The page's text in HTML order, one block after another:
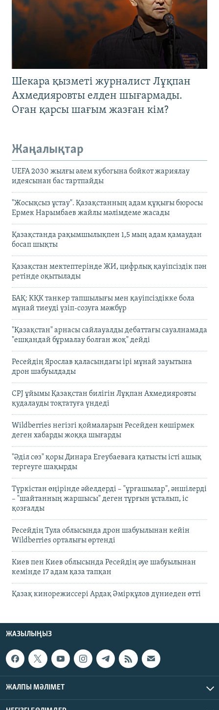
Шекара қызметі журналист Лұқпан
Ахмедияровты елден шығармады.
Оған қарсы шағым жазған кім?
Жаңалықтар
UEFA 2030 жылғы әлем кубогына бойкот жариялау
идеясынан бас тартпайды
"Жосықсыз ұстау". Қазақстанның адам құқығы бюросы
Ермек Нарымбаев жайлы мәлімдеме жасады
Қазақстанда рақымшылықпен 1,5 мың адам қамаудан
босап шықты
Қазақстан мектептерінде ЖИ, цифрлық қауіпсіздік пән
ретінде оқытылады
БАҚ: КҚК танкер тапшылығы мен қауіпсіздікке бола
мұнай тиеуді үзіп-созуға мәжбүр
"Қазақстан" арнасы сайлауалды дебаттағы сауалнамада
"ешқандай бұрмалау болған жоқ" дейді
Ресейдің Ярослав қаласындағы ірі мұнай зауытына
дрон шабуылдады
CPJ ұйымы Қазақстан билігін Лұқпан Ахмедияровты
қудалауды тоқтатуға үндеді
Wildberries негізгі қоймаларын Ресейден көшірмек
деген хабарды жоққа шығарды
"Әділ сөз" қоры Динара Егеубаеваға қатысты істі ашық
тергеуге шақырды
Түркістан өңірінде әйелдерді – "ұрғашылар", әншілерді
– "шайтанның жаршысы" деген тұрғын ұсталып, іс
қозғалды
Ресейдің Тула облысында дрон шабуылынан кейін
Wildberries орталығы өртенді
Киев пен Киев облысында Ресейдің әуе шабуылынан
кемінде 17 адам қаза тапқан
Қазақ кинорежиссері Ардақ Әмірқұлов дүниеден өтті
ЖАЗЫЛЫҢЫЗ
ЖАЛПЫ МӘЛІМЕТ